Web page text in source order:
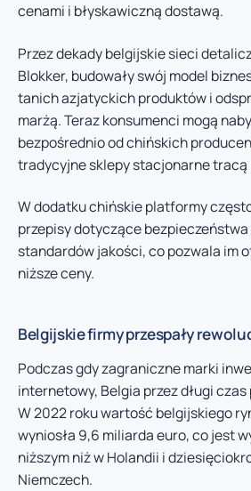
cenami i błyskawiczną dostawą.
Przez dekady belgijskie sieci
Blokker, budowały swój model
tanich azjatyckich produktów i
marżą. Teraz konsumenci mogą
bezpośrednio od chińskich
tradycyjne sklepy stacjonarne tracą
W dodatku chińskie platformy
przepisy dotyczące
standardów jakości, co pozwala im
niższe ceny.
Belgijskie firmy przespały
Podczas gdy zagraniczne marki
internetowy, Belgia przez długi
W 2022 roku wartość belgijskiego
wyniosła 9,6 miliarda euro, co jest
niższym niż w Holandii i
Niemczech.